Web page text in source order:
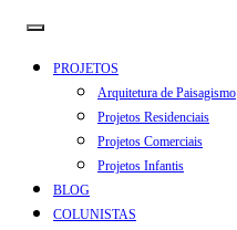
PROJETOS
Arquitetura de Paisagismo
Projetos Residenciais
Projetos Comerciais
Projetos Infantis
BLOG
COLUNISTAS